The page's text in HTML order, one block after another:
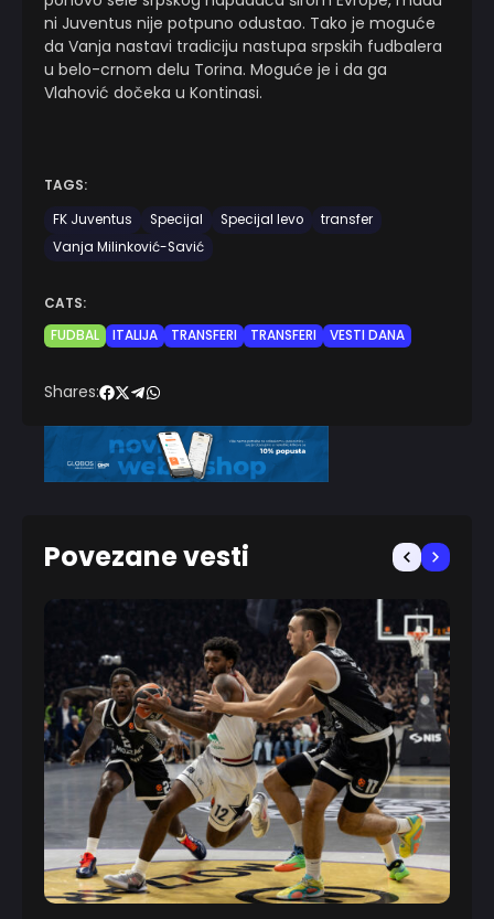
ni Juventus nije potpuno odustao. Tako je moguće
da Vanja nastavi tradiciju nastupa srpskih fudbalera
u belo-crnom delu Torina. Moguće je i da ga
Vlahović dočeka u Kontinasi.
TAGS:
FK Juventus
Specijal Specijal levo
transfer
Vanja Milinković-Savić
CATS:
FUDBAL
ITALIJA TRANSFERI TRANSFERI VESTI DANA
Shares:
Povezane vesti